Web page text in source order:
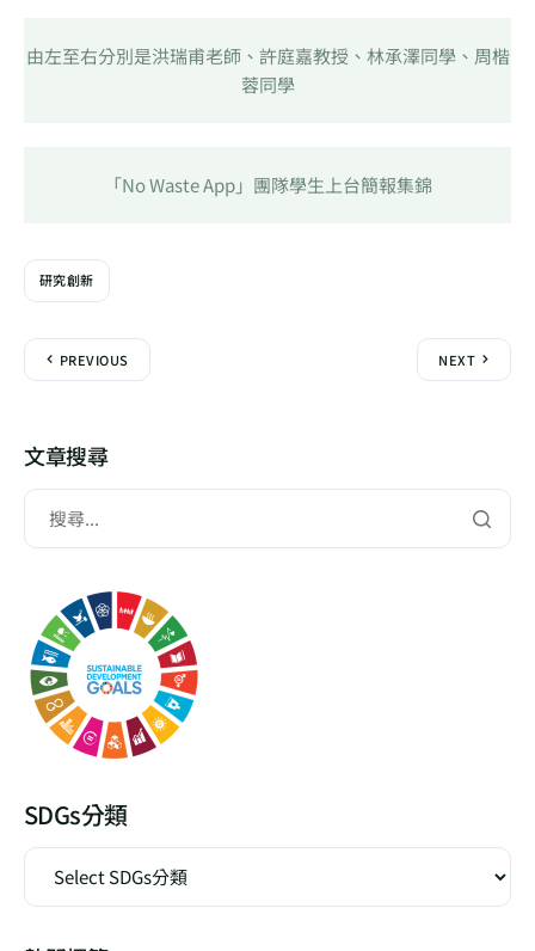
由左至右分別是洪瑞甫老師、許庭嘉教授、林承澤同學、周楷
蓉同學
「No Waste App」團隊學生上台簡報集錦
研究創新
PREVIOUS NEXT
文章搜尋
SDGs分類